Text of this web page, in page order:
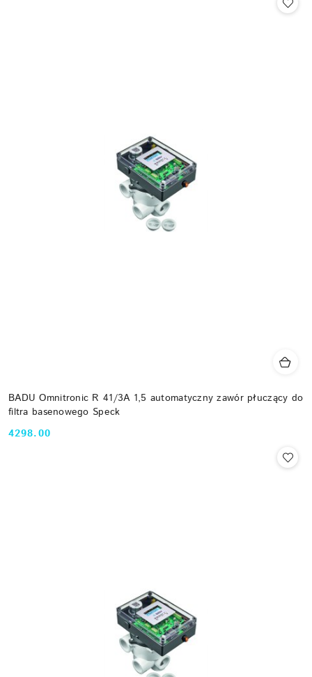
BADU Omnitronic R 41/3A 1,5 automatyczny zawór płuczący do
filtra basenowego Speck
Cena:
4298.00